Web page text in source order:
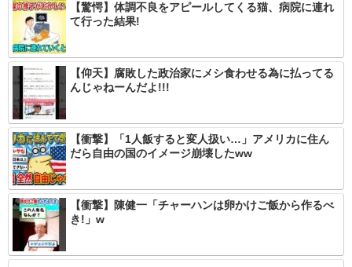
【驚愕】体調不良をアピールしてくる猫、病院に連れ
て行った結果!
【仰天】腐敗した政治家にメシ食わせる為に払ってる
んじゃねーんだよ!!!
【衝撃】「1人飯すると変人扱い…」アメリカに住ん
だら自由の国のイメージ崩壊したww
【衝撃】陳健一「チャーハンは卵かけご飯から作るべ
き!」w